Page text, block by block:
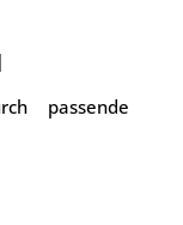
passende